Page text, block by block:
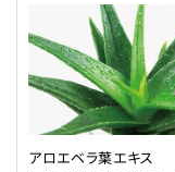
アロエベラ葉エキス